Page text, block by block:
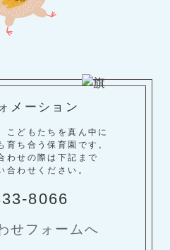
こどもたちを真ん中に
育ち合う保育園です。
わせの際は下記まで
合わせください。
8066
せフォームへ